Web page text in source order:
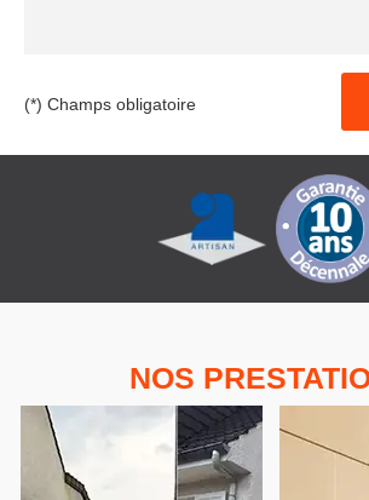
(*) Champs obligatoire
NOS